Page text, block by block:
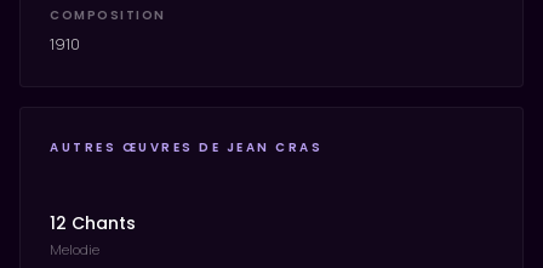
COMPOSITION
1910
AUTRES ŒUVRES DE JEAN CRAS
12 Chants
Melodie